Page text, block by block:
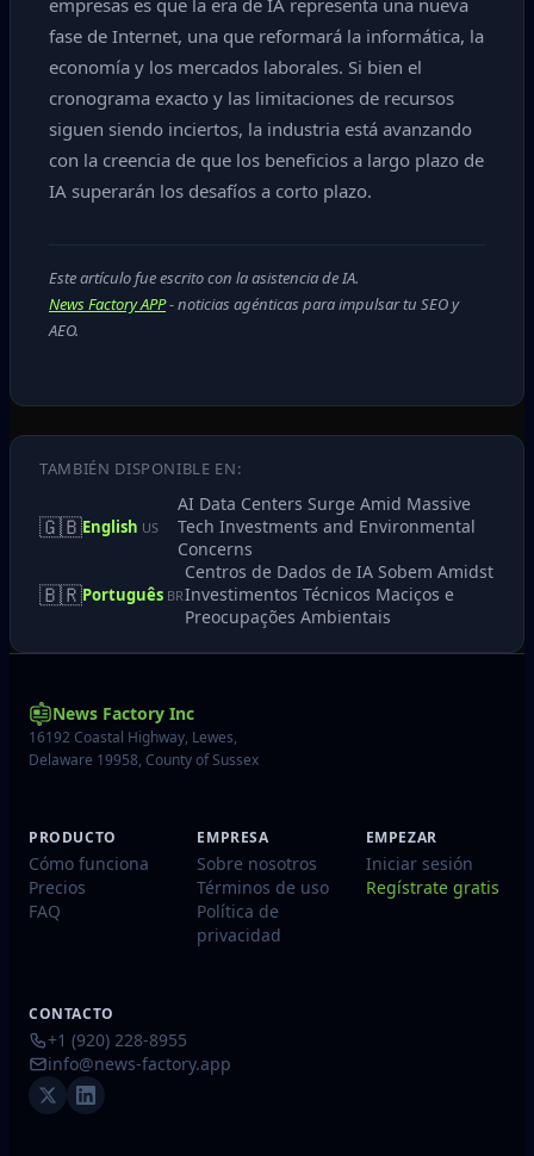
empresas es que la era de IA representa una nueva
fase de Internet, una que reformará la informática, la
economía y los mercados laborales. Si bien el
cronograma exacto y las limitaciones de recursos
siguen siendo inciertos, la industria está avanzando
con la creencia de que los beneficios a largo plazo de
IA superarán los desafíos a corto plazo.
Este artículo fue escrito con la asistencia de IA.
News Factory APP- noticias agénticas para impulsar tu SEO y
AEO.
TAMBIÉN DISPONIBLE EN:
🇬🇧English US
AI Data Centers Surge Amid Massive
Tech Investments and Environmental
Concerns
🇧🇷Português BR
Centros de Dados de IA Sobem Amidst
Investimentos Técnicos Maciços e
Preocupações Ambientais
News Factory Inc
16192 Coastal Highway, Lewes,
Delaware 19958, County of Sussex
PRODUCTO
Cómo funciona
Precios
FAQ
EMPRESA
Sobre nosotros
Términos de uso
Política de
privacidad
EMPEZAR
Iniciar sesión
Regístrate gratis
CONTACTO
+1 (920) 228-8955
info@news-factory.app